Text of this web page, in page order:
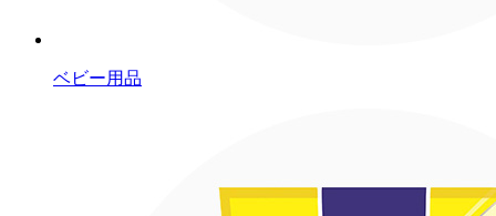
ベビー用品